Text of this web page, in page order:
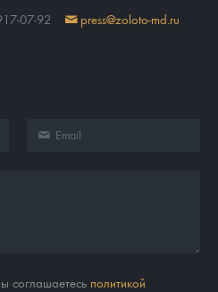
07-92 press@zoloto-md.ru
соглашаетесь политикой